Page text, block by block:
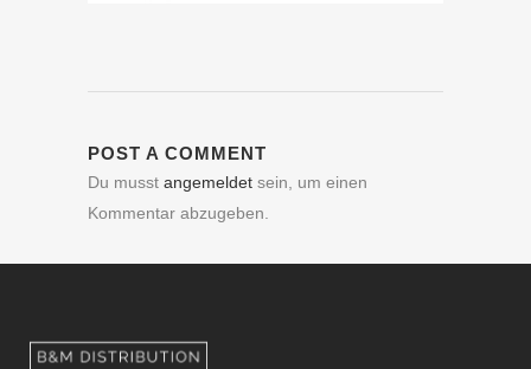
POST A COMMENT
Du musst angemeldet sein, um einen
Kommentar abzugeben.